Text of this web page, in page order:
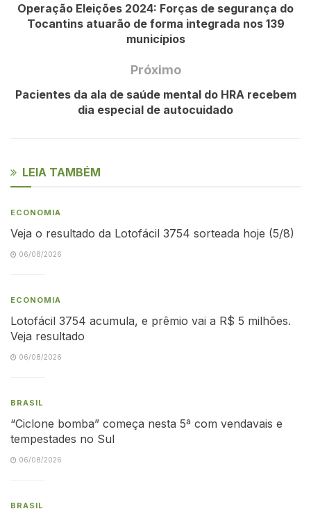
Operação Eleições 2024: Forças de segurança do
Tocantins atuarão de forma integrada nos 139
municípios
Próximo
Pacientes da ala de saúde mental do HRA recebem
dia especial de autocuidado
LEIA TAMBÉM
ECONOMIA
Veja o resultado da Lotofácil 3754 sorteada hoje (5/8)
06/08/2026
ECONOMIA
Lotofácil 3754 acumula, e prêmio vai a R$ 5 milhões.
Veja resultado
06/08/2026
BRASIL
“Ciclone bomba” começa nesta 5ª com vendavais e
tempestades no Sul
06/08/2026
BRASIL